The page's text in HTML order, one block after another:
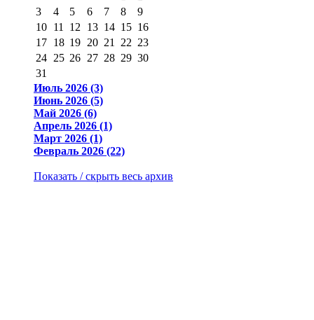
3
4 5 6 7 8
9
10 11 12 13 14 15 16
17 18 19 20 21 22 23
24 25 26 27 28 29 30
31
Июль 2026 (3)
Июнь 2026 (5)
Май 2026 (6)
Апрель 2026 (1)
Март 2026 (1)
Февраль 2026 (22)
Показать / скрыть весь архив